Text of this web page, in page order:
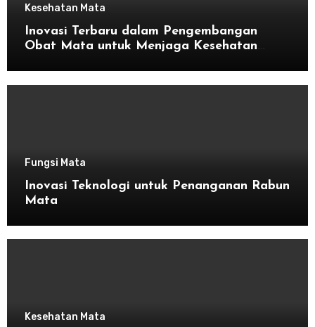
Kesehatan Mata
Inovasi Terbaru dalam Pengembangan
Obat Mata untuk Menjaga Kesehatan
Fungsi Mata
Inovasi Teknologi untuk Penanganan Rabun
Mata
Kesehatan Mata